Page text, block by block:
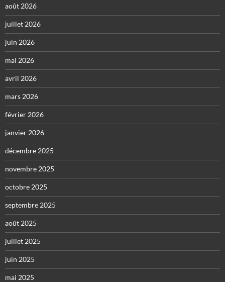
août 2026
juillet 2026
juin 2026
mai 2026
avril 2026
mars 2026
février 2026
janvier 2026
décembre 2025
novembre 2025
octobre 2025
septembre 2025
août 2025
juillet 2025
juin 2025
mai 2025